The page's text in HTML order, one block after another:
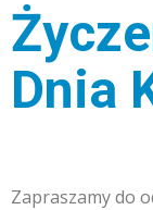
Dnia
Zapraszamy do